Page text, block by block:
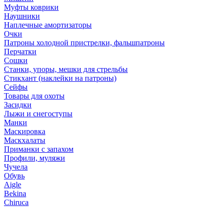
Муфты коврики
Наушники
Наплечные амортизаторы
Очки
Патроны холодной пристрелки, фальшпатроны
Перчатки
Сошки
Станки, упоры, мешки для стрельбы
Стикхант (наклейки на патроны)
Сейфы
Товары для охоты
Засидки
Лыжи и снегоступы
Манки
Маскировка
Маскхалаты
Приманки с запахом
Профили, муляжи
Чучела
Обувь
Aigle
Bekina
Chiruсa